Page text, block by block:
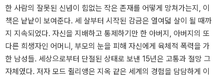
한 사람의 잘못된 신념이 힘없는 작은 존재를 어떻게 망쳐가는지, 이
책은 낱낱이 보여준다. 세 살부터 시작된 감금은 열여덟 살이 될 때까
지 지속되었다. 자신을 지배하고 통제하기만 한 아버지, 아버지의 또
다른 희생자인 어머니, 부모의 눈을 피해 자신에게 육체적 폭력을 가
한 남성들. 세상으로부터 단절된 상태로 보낸 15년은 고통과 절망 그
자체였다. 저자 모드 쥘리앵은 지옥 같은 세계의 경험을 담담하게 이